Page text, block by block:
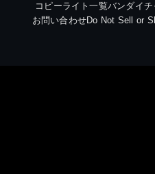
コピーライト一覧バンダイ
お問い合わせDo Not Sell or